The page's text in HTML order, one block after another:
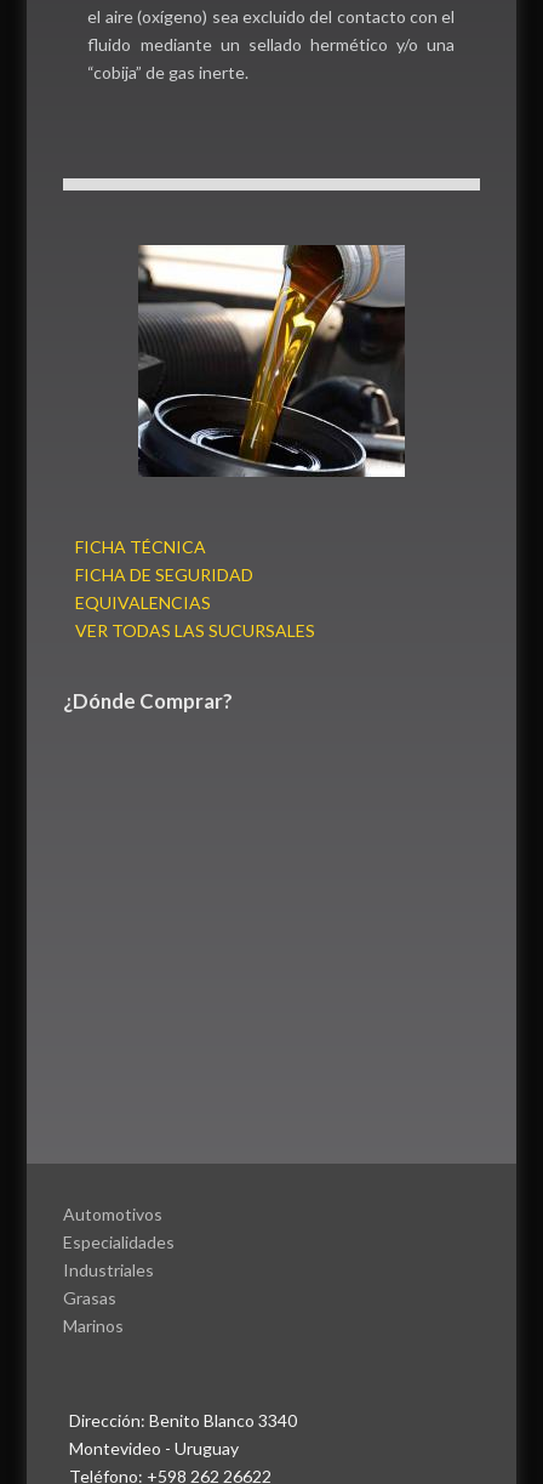
el aire (oxígeno) sea excluido del contacto con el
fluido mediante un sellado hermético y/o una
“cobija” de gas inerte.
FICHA TÉCNICA
FICHA DE SEGURIDAD
EQUIVALENCIAS
VER TODAS LAS SUCURSALES
¿Dónde Comprar?
Automotivos
Especialidades
Industriales
Grasas
Marinos
Dirección: Benito Blanco 3340
Montevideo - Uruguay
Teléfono: +598 262 26622